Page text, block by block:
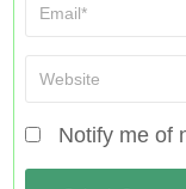
Notify me of